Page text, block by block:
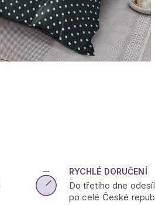
RYCHLÉ DORUČENÍ
Do třetího dne
po celé České